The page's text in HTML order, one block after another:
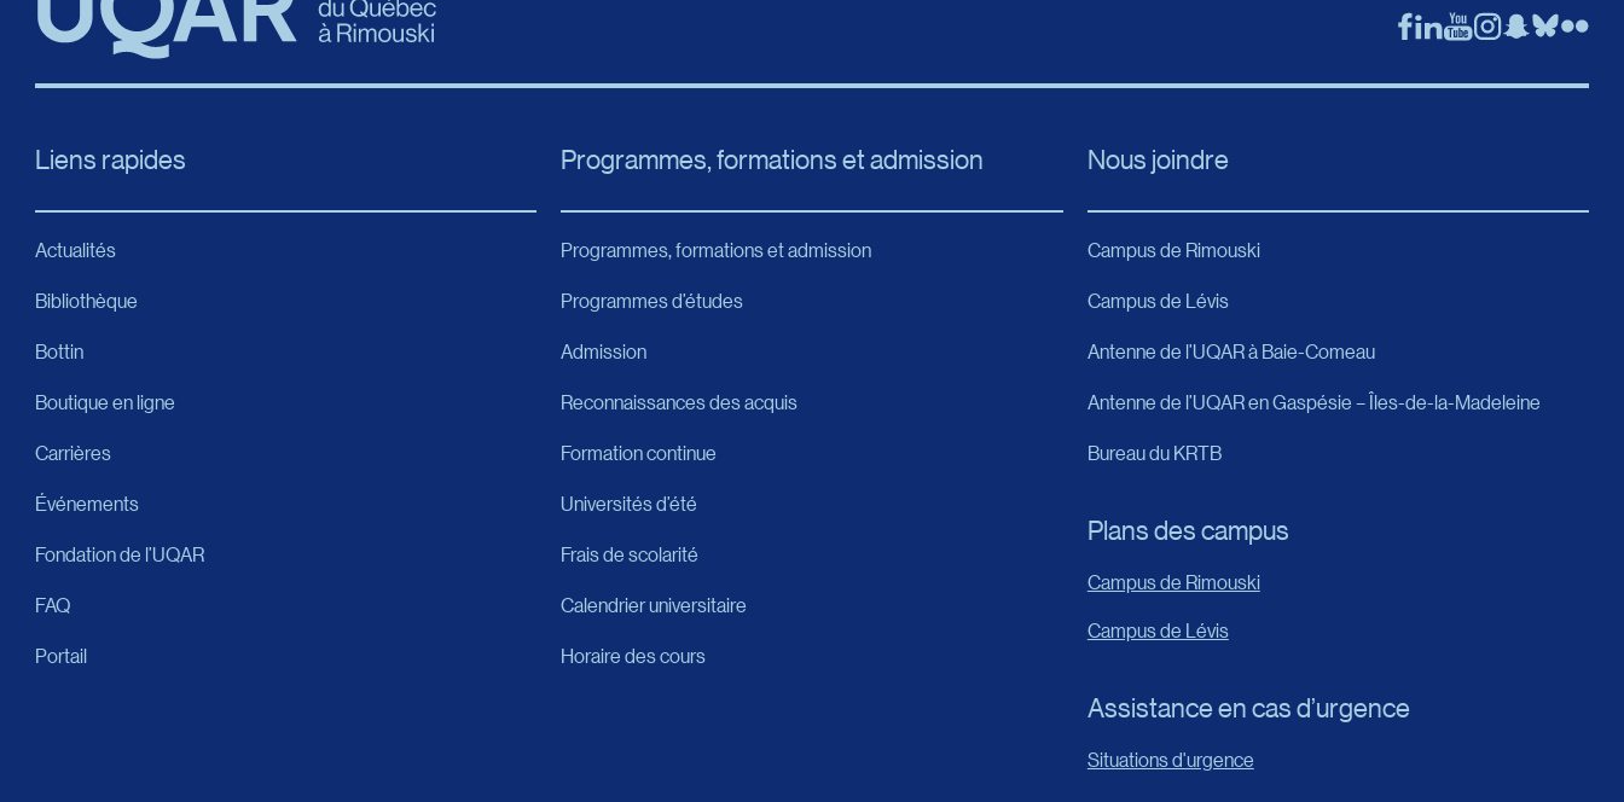
Liens rapides
Actualités
Bibliothèque
Bottin
Boutique en ligne
Carrières
Événements
Fondation de l’UQAR
FAQ
Portail
Programmes, formations et admission
Programmes, formations et admission
Programmes d’études
Admission
Reconnaissances des acquis
Formation continue
Universités d’été
Frais de scolarité
Calendrier universitaire
Horaire des cours
Nous joindre
Campus de Rimouski
Campus de Lévis
Antenne de l’UQAR à Baie-Comeau
Antenne de l’UQAR en Gaspésie – Îles-de-la-Madeleine
Bureau du KRTB
Plans des campus
Campus de Rimouski
Campus de Lévis
Assistance en cas d’urgence
Situations d'urgence